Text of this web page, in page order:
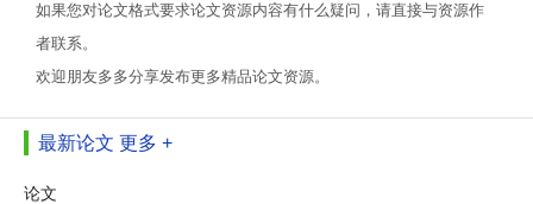
如果您对论文格式要求论文资源内容有什么疑问，请直接与资源作
者联系。
欢迎朋友多多分享发布更多精品论文资源。
最新论文 更多 +
论文